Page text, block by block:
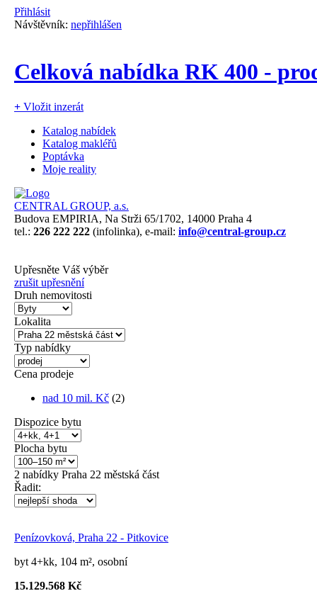
Přihlásit
Návštěvník: nepřihlášen
Celková nabídka RK 400 -
+ Vložit inzerát
Katalog nabídek
Katalog makléřů
Poptávka
Moje reality
CENTRAL GROUP, a.s.
Budova EMPIRIA, Na Strži 65/1702, 14000 Praha 4
tel.: 226 222 222 (infolinka), e-mail: info@central-group.cz
Upřesněte Váš výběr
zrušit upřesnění
Druh nemovitosti
Lokalita
Typ nabídky
Cena prodeje
nad 10 mil. Kč (2)
Dispozice bytu
Plocha bytu
2 nabídky Praha 22 městská část
Řadit:
Penízovková, Praha 22 - Pitkovice
byt 4+kk, 104 m², osobní
15.129.568 Kč